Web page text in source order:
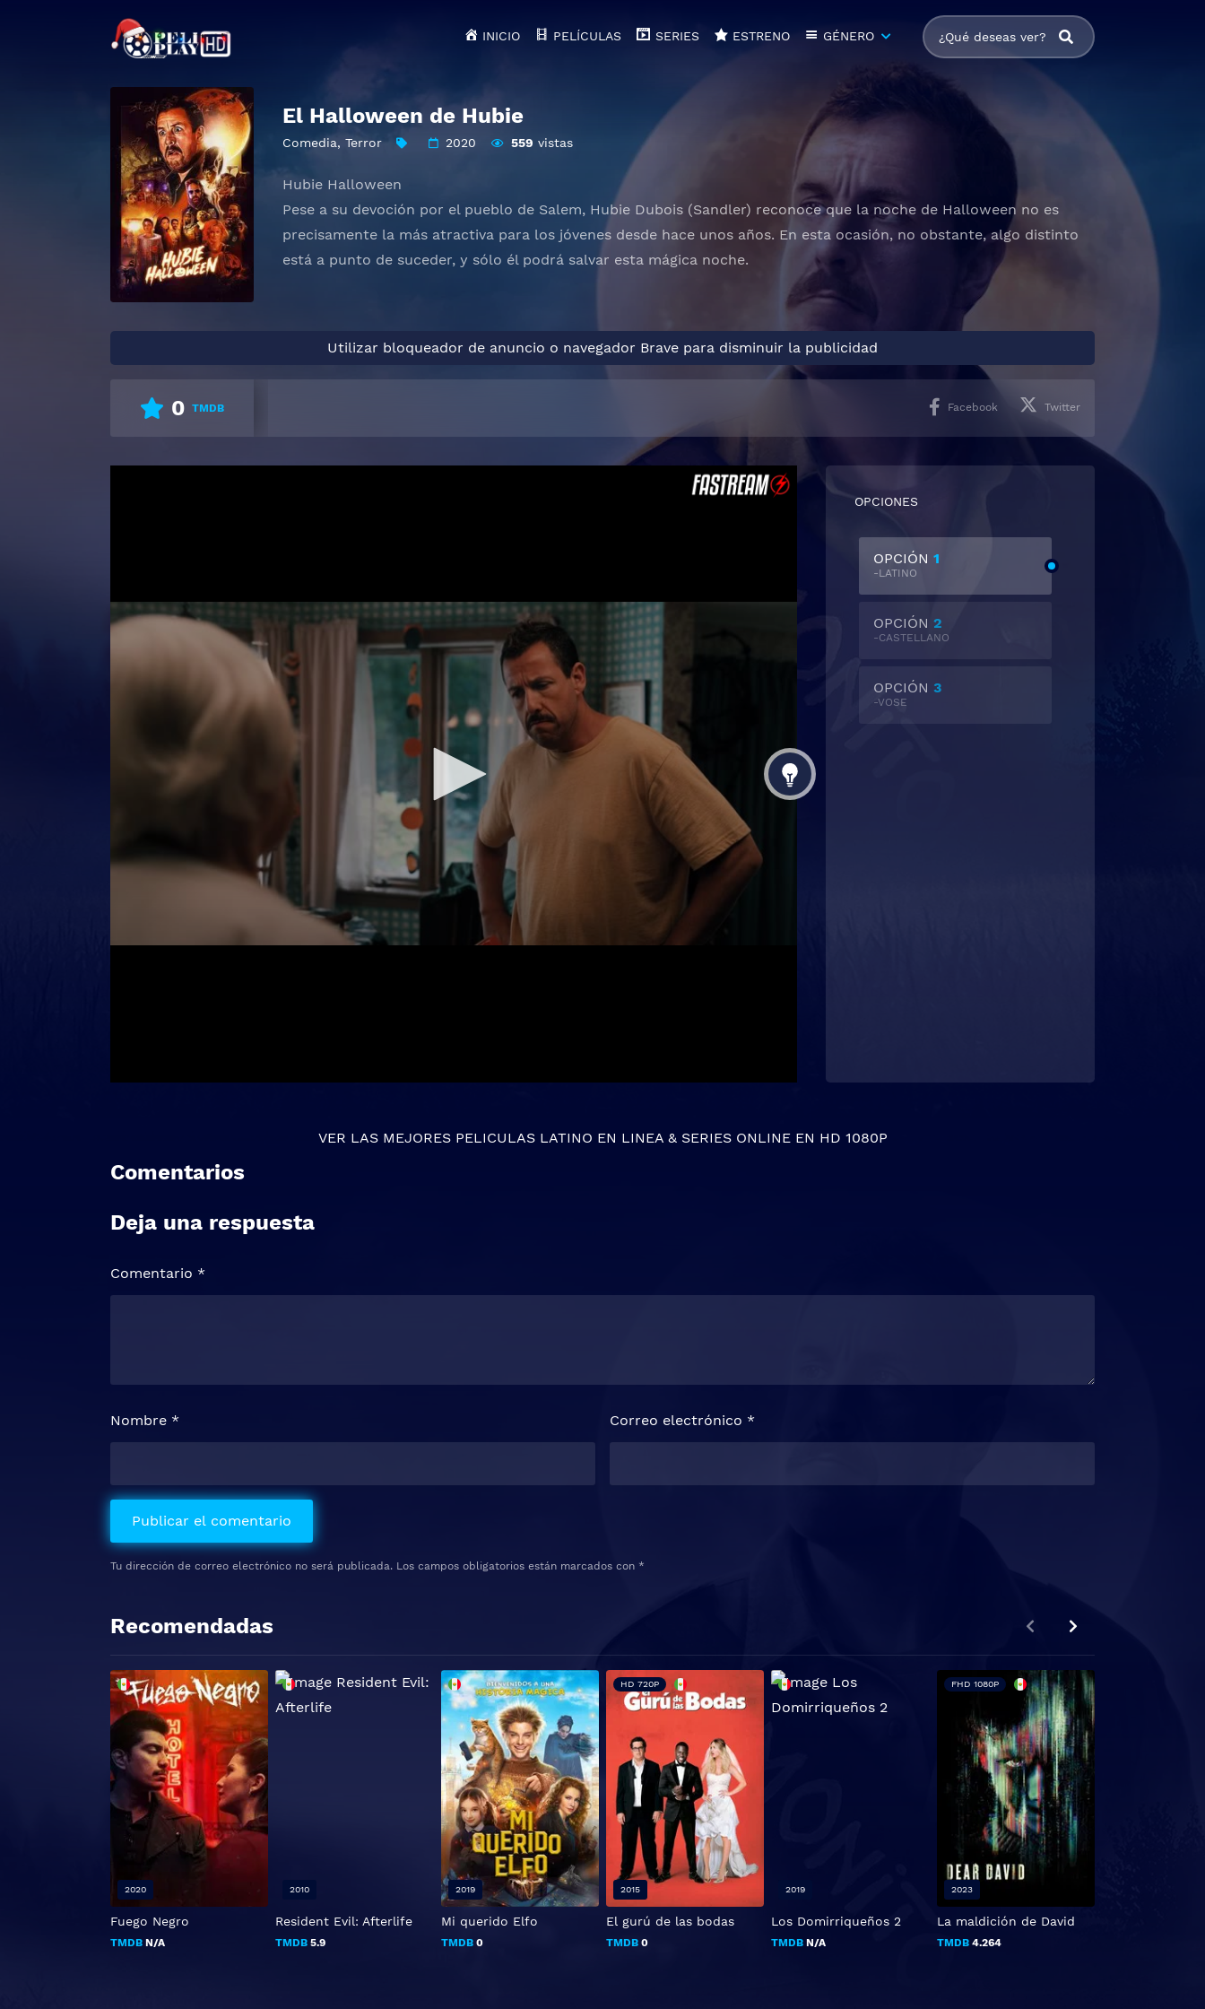
INICIO PELÍCULAS SERIES ESTRENO GÉNERO
El Halloween de Hubie
Comedia, Terror 2020 559 vistas
Hubie Halloween
Pese a su devoción por el pueblo de Salem, Hubie Dubois (Sandler) reconoce que la noche de Halloween no es
precisamente la más atractiva para los jóvenes desde hace unos años. En esta ocasión, no obstante, algo distinto
está a punto de suceder, y sólo él podrá salvar esta mágica noche.
Utilizar bloqueador de anuncio o navegador Brave para disminuir la publicidad
0 TMDB Facebook Twitter
OPCIONES
OPCIÓN 1
-LATINO
OPCIÓN 2
-CASTELLANO
OPCIÓN 3
-VOSE
VER LAS MEJORES PELICULAS LATINO EN LINEA& SERIES ONLINEEN HD 1080P
Comentarios
Deja una respuesta
Tu dirección de correo electrónico no será publicada. Los campos obligatorios están marcados con *
Comentario *
Nombre * Correo electrónico *
Recomendadas
Fuego Negro
TMDB N/A
2020
Resident Evil: Afterlife
TMDB 5.9
2010
Mi querido Elfo
TMDB0
2019
El gurú de las bodas
TMDB0
HD 720P
2015
Los Domirriqueños 2
TMDB N/A
2019
La maldición de David
TMDB4.264
FHD 1080P
2023